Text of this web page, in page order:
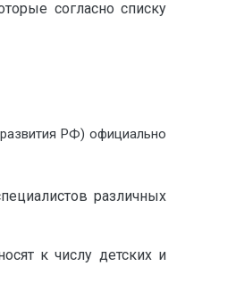
согласно списку
РФ) официально
различных
к числу детских и